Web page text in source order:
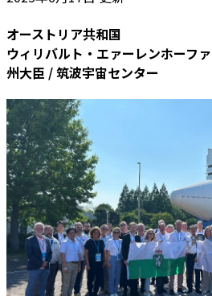
オーストリア共和国
ウィリバルト・エァーレンホーフ
州大臣 / 筑波宇宙センター